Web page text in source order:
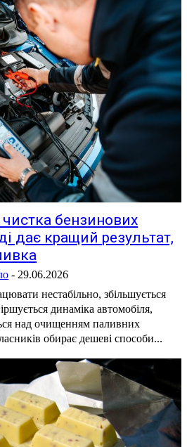
бензинових
дає кращий результат,
- 29.06.2026
нестабільно, збільшується
динаміка автомобіля,
над очищенням паливних
обирає дешеві способи...